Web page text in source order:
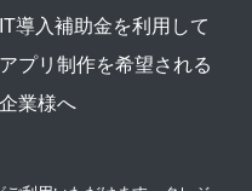
IT導入補助金を利用して
アプリ制作を希望される
企業様へ